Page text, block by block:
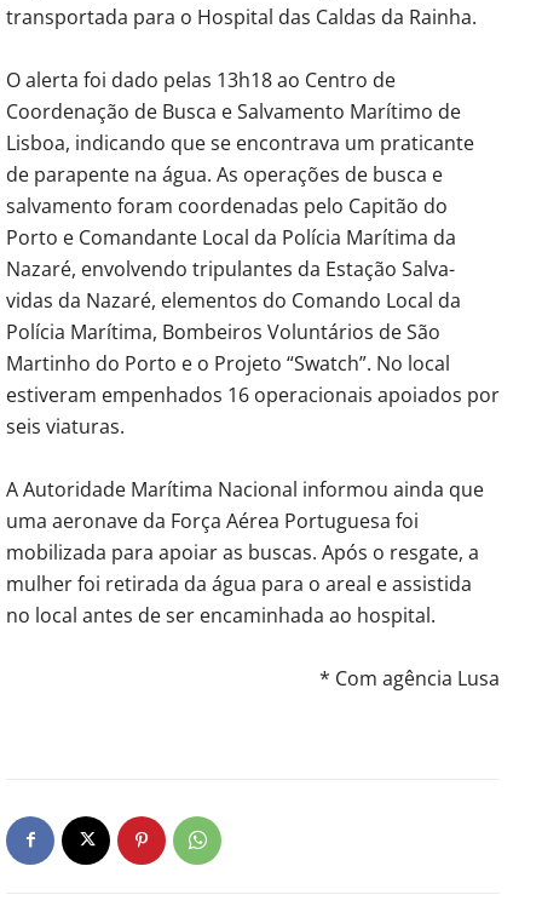
transportada para o Hospital das Caldas da Rainha.
O alerta foi dado pelas 13h18 ao Centro de
Coordenação de Busca e Salvamento Marítimo de
Lisboa, indicando que se encontrava um praticante
de parapente na água. As operações de busca e
salvamento foram coordenadas pelo Capitão do
Porto e Comandante Local da Polícia Marítima da
Nazaré, envolvendo tripulantes da Estação Salva-
vidas da Nazaré, elementos do Comando Local da
Polícia Marítima, Bombeiros Voluntários de São
Martinho do Porto e o Projeto “Swatch”. No local
estiveram empenhados 16 operacionais apoiados por
seis viaturas.
A Autoridade Marítima Nacional informou ainda que
uma aeronave da Força Aérea Portuguesa foi
mobilizada para apoiar as buscas. Após o resgate, a
mulher foi retirada da água para o areal e assistida
no local antes de ser encaminhada ao hospital.
* Com agência Lusa